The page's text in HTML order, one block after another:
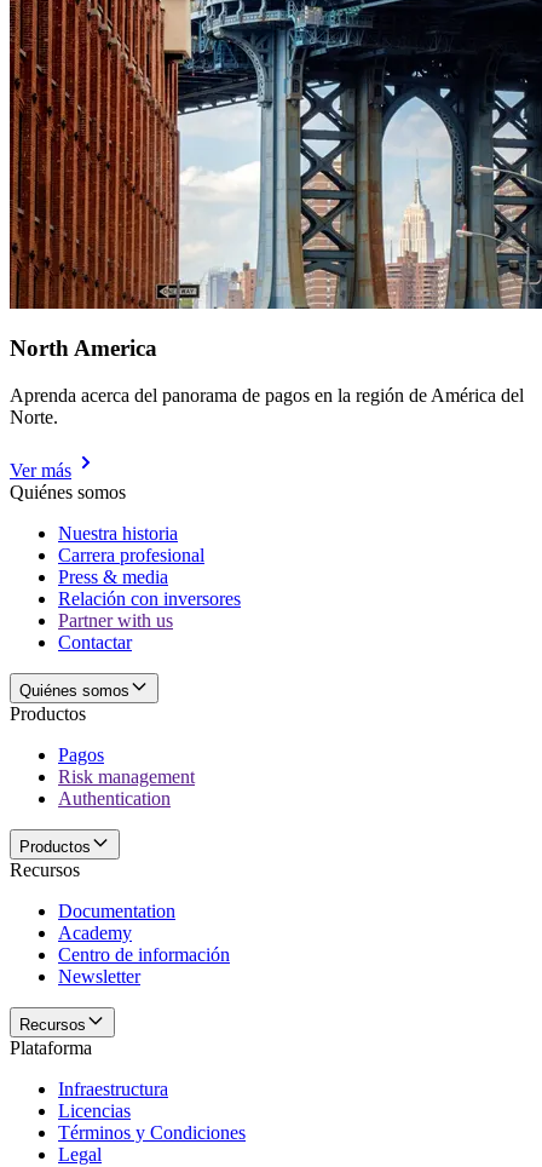
North America
Aprenda acerca del panorama de pagos en la región de América del
Norte.
Ver más
Quiénes somos
Nuestra historia
Carrera profesional
Press & media
Relación con inversores
Partner with us
Contactar
Quiénes somos
Productos
Pagos
Risk management
Authentication
Productos
Recursos
Documentation
Academy
Centro de información
Newsletter
Recursos
Plataforma
Infraestructura
Licencias
Términos y Condiciones
Legal